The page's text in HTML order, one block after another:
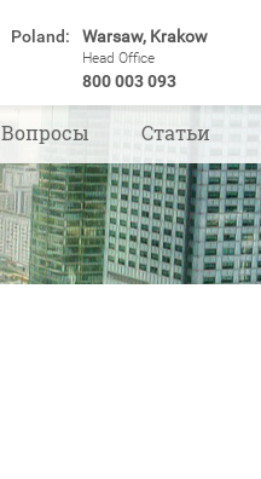
Poland: Warsaw, Krakow
Head Office
800 003 093
Вопросы Статьи